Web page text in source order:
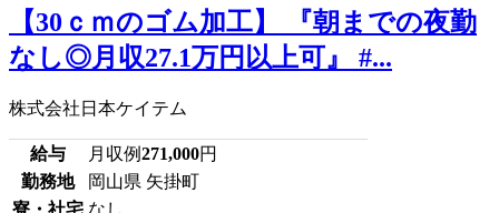
【30ｃｍのゴム加工】 『朝までの夜勤
なし◎月収27.1万円以上可』 #...
株式会社日本ケイテム
給与 月収例271,000円
勤務地
岡山県 矢掛町
寮・社宅 なし